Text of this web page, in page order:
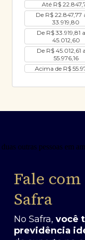
Até R$
De R$ 22.847,77
33.919,80
De R$ 33.919,81
45.012,60
De R$ 45.012,61
55.976,16
Acima de R$
Fale
Safra
No Safra, você
previdência